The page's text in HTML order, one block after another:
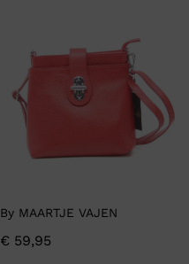
By MAARTJE VAJEN
€ 59,95